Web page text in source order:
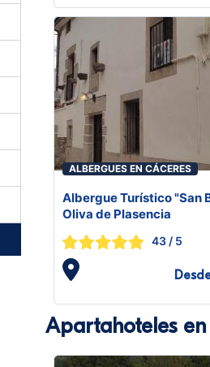
ALBERGUES EN CÁCERES
Albergue Turístico "San
Oliva de Plasencia
43 / 5
Apartahoteles en